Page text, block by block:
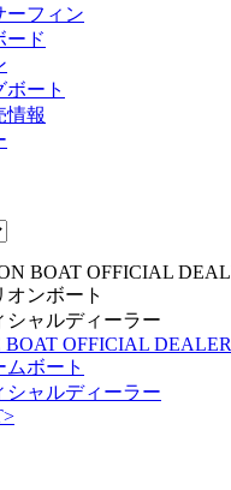
ーフィン
ード
ボート
情報
BOAT OFFICIAL
オンボート
シャルディーラー
BOAT OFFICIAL DEALER
ムボート
シャルディーラー
>